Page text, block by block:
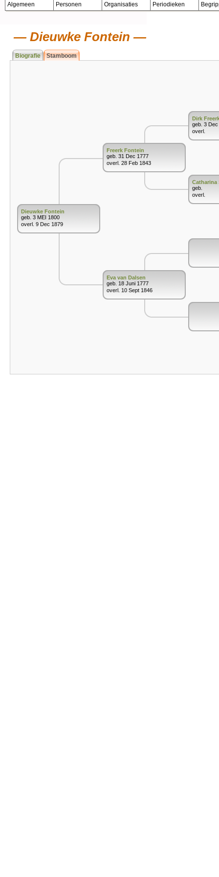
Algemeen Personen Organisaties Periodieken
Dieuwke Fontein
Biografie Stamboom
Dieuwke Fontein
geb. 3 MEI 1800
overl. 9 Dec 1879
Freerk Fontein
geb. 31 Dec 1777
overl. 28 Feb 1843
Eva van Dalsen
geb. 18 Juni 1777
overl. 10 Sept 1846
Dirk
geb. 3 Dec
overl.
Catharina
geb.
overl.